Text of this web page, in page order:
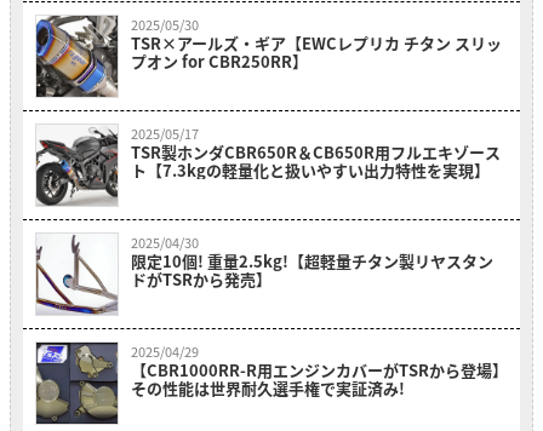
2025/05/30
TSR×アールズ・ギア【EWCレプリカ チタン スリッ
プオン for CBR250RR】
2025/05/17
TSR製ホンダCBR650R＆CB650R用フルエキゾース
ト【7.3kgの軽量化と扱いやすい出力特性を実現】
2025/04/30
限定10個! 重量2.5kg!【超軽量チタン製リヤスタン
ドがTSRから発売】
2025/04/29
【CBR1000RR-R用エンジンカバーがTSRから登場】
その性能は世界耐久選手権で実証済み!